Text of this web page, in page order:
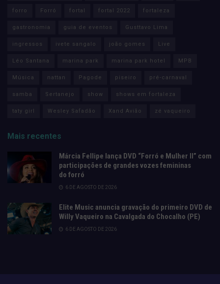
forro Forró fortal fortal 2022 fortaleza
gastronomia guia de eventos Gusttavo Lima
ingressos ivete sangalo joão gomes Live
Léo Santana marina park marina park hotel MPB
Música nattan Pagode piseiro pré-carnaval
samba Sertanejo show shows em fortaleza
taty girl Wesley Safadão Xand Avião zé vaqueiro
Mais recentes
Márcia Fellipe lança DVD “Forró e Mulher II” com
participações de grandes vozes femininas
do forró
6 DE AGOSTO DE 2026
Elite Music anuncia gravação do primeiro DVD de
Willy Vaqueiro na Cavalgada do Chocalho (PE)
6 DE AGOSTO DE 2026